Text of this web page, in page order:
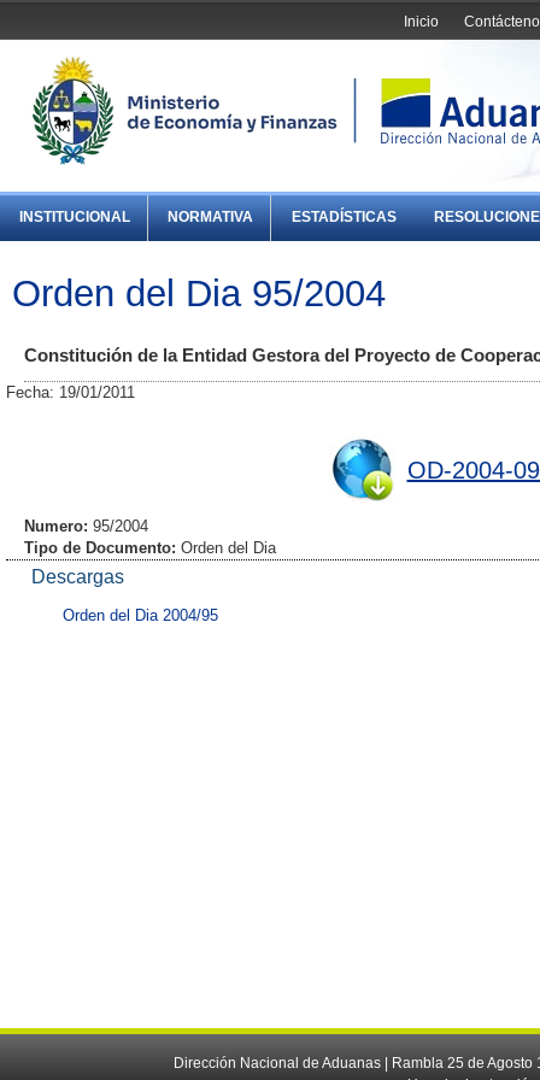
Inicio
INSTITUCIONAL NORMATIVA ESTADÍSTICAS
Orden del Dia 95/2004
Constitución de la Entidad Gestora del Proyecto de
Fecha: 19/01/2011
OD-2004-
Numero: 95/2004
Tipo de Documento: Orden del Dia
Descargas
Orden del Dia 2004/95
Dirección Nacional de Aduanas | Rambla 25 de